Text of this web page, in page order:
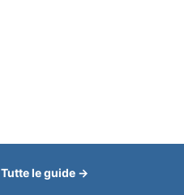
Tutte le guide →